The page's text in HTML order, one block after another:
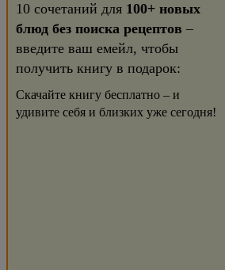
10 сочетаний для 100+ новых
блюд без поиска рецептов –
введите ваш емейл, чтобы
получить книгу в подарок:
Скачайте книгу бесплатно – и
удивите себя и близких уже сегодня!